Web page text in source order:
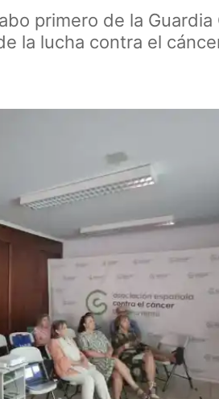
primero de la
la lucha contra el